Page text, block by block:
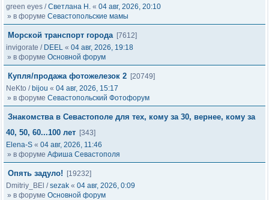
green eyes /Светлана Н. « 04 авг, 2026, 20:10
» в форуме Севастопольские мамы
Морской транспорт города [7612]
invigorate / DEEL « 04 авг, 2026, 19:18
» в форуме Основной форум
Купля/продажа фотожелезок 2 [20749]
NeKto / bijou « 04 авг, 2026, 15:17
» в форуме Севастопольский Фотофорум
Знакомства в Севастополе для тех, кому за 30, вернее, кому за
40, 50, 60...100 лет [343]
Elena-S « 04 авг, 2026, 11:46
» в форуме Афиша Севастополя
Опять задуло!
[19232]
Dmitriy_BEl /sezak « 04 авг, 2026, 0:09
» в форуме Основной форум